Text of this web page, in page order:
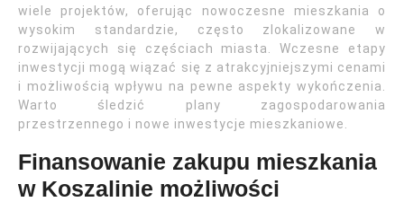
wiele projektów, oferując nowoczesne mieszkania o
wysokim standardzie, często zlokalizowane w
rozwijających się częściach miasta. Wczesne etapy
inwestycji mogą wiązać się z atrakcyjniejszymi cenami
i możliwością wpływu na pewne aspekty wykończenia.
Warto śledzić plany zagospodarowania
przestrzennego i nowe inwestycje mieszkaniowe.
Finansowanie zakupu mieszkania
w Koszalinie możliwości